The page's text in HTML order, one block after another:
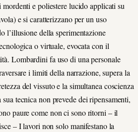
e poliestere lucido applicati su
e si caratterizzano per un uso
l’illusione della sperimentazione
o virtuale, evocata con il
Lombardini fa uso di una personale
i limiti della narrazione, supera la
del vissuto e la simultanea coscienza
tecnica non prevede dei ripensamenti,
paure come non ci sono ritorni – il
– I lavori non solo manifestano la